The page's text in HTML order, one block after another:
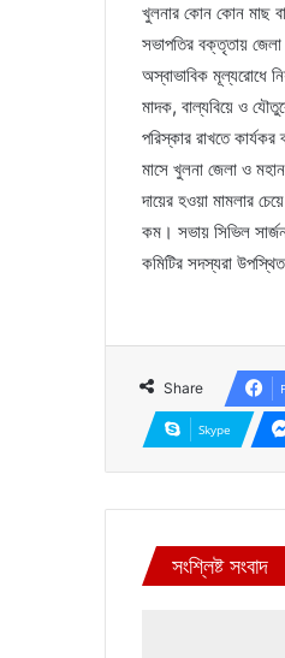
খুলনার কোন কোন মাছ
সভাপতির বক্তৃতায় জেলা
অস্বাভাবিক মূল্যরোধে
মাদক, বাল্যবিয়ে ও
পরিস্কার রাখতে
মাসে খুলনা জেলা ও
দায়ের হওয়া মামলার
কম। সভায় সিভিল
কমিটির সদস্যরা
Share
Skype
সংশ্লিষ্ট সংবাদ